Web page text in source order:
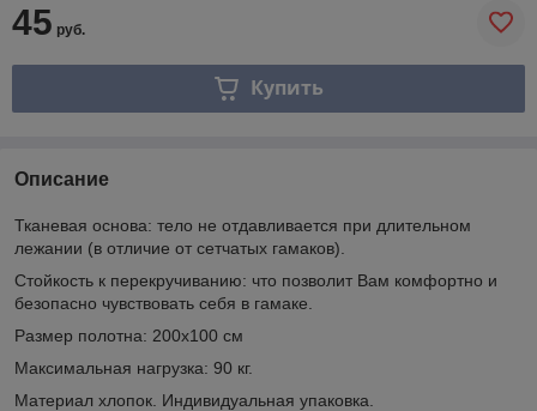
45 руб.
Купить
Описание
Тканевая основа: тело не отдавливается при длительном
лежании (в отличие от сетчатых гамаков).
Стойкость к перекручиванию: что позволит Вам комфортно и
безопасно чувствовать себя в гамаке.
Размер полотна: 200х100 см
Максимальная нагрузка: 90 кг.
Материал хлопок. Индивидуальная упаковка.